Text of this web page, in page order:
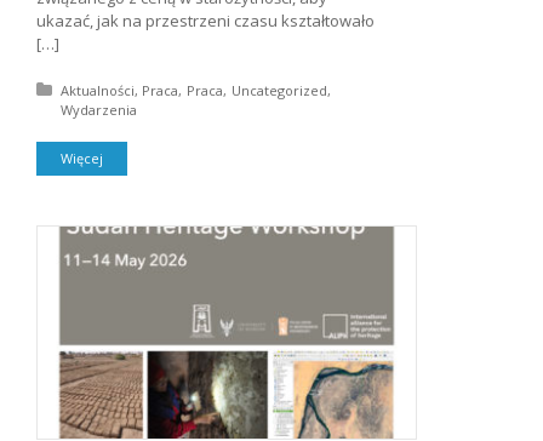
ukazać, jak na przestrzeni czasu kształtowało
[…]
Posted in:
Aktualności Praca Praca Uncategorized
Wydarzenia
Więcej